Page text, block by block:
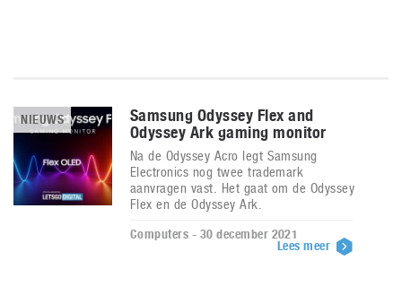
NIEUWS
Samsung Odyssey Flex and
Odyssey Ark gaming monitor
Na de Odyssey Acro legt Samsung
Electronics nog twee trademark
aanvragen vast. Het gaat om de Odyssey
Flex en de Odyssey Ark.
Computers - 30 december 2021
Lees meer